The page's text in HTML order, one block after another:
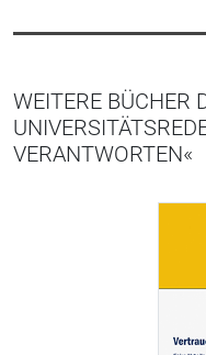
WEITERE BÜCHER
VERANTWORTEN«